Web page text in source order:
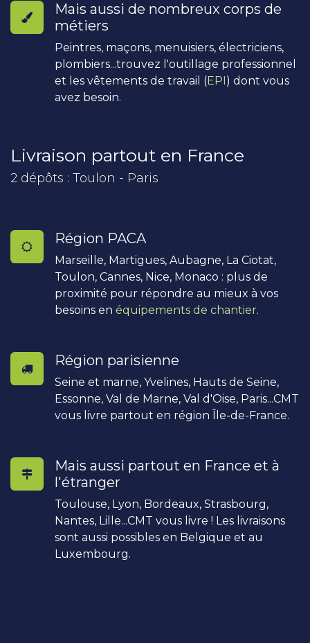
Mais aussi de nombreux corps de
métiers
Peintres, maçons, menuisiers, électriciens,
plombiers...trouvez l'outillage professionnel
et les vêtements de travail (EPI ) dont vous
avez besoin.
Livraison partout en France
2 dépôts : Toulon - Paris
Région PACA
Marseille, Martigues, Aubagne, La Ciotat,
Toulon, Cannes, Nice, Monaco : plus de
proximité pour répondre au mieux à vos
besoins en équipements de chantier.
Région parisienne
Seine et marne, Yvelines, Hauts de Seine,
Essonne, Val de Marne, Val d'Oise, Paris...CMT
vous livre partout en région Île-de-France.
Mais aussi partout en France et à
l'étranger
Toulouse, Lyon, Bordeaux, Strasbourg,
Nantes, Lille...CMT vous livre ! Les livraisons
sont aussi possibles en Belgique et au
Luxembourg.